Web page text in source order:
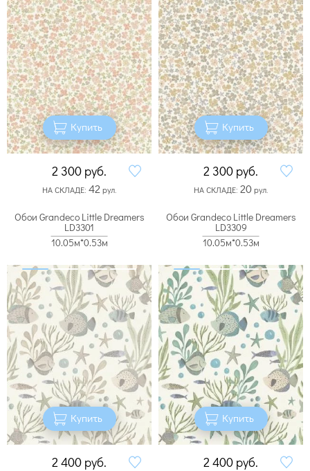
Купить
2 300 руб.
НА СКЛАДЕ: 42рул.
Купить
2 300 руб.
НА СКЛАДЕ: 20рул.
Обои Grandeco Little Dreamers
LD3301
10.05м*0.53м
Купить
2 400 руб.
Обои Grandeco Little Dreamers
LD3309
10.05м*0.53м
Купить
2 400 руб.